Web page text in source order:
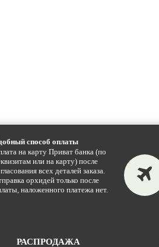
способ оплаты
на карту Приват банка (по
или на карту) после
всех деталей заказа.
орхидей только после
наложенного платежа нет.
РАСПРОДАЖА